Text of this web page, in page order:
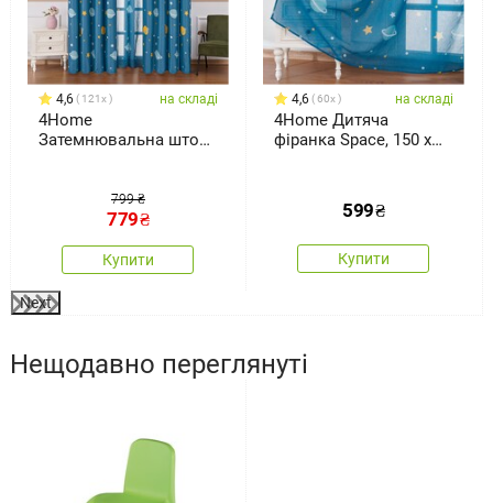
4,6 121x на складі
4Home
Затемнювальна штора
799 ₴
779₴
Купити
4,6 60x на складі
4Home Дитяча
фіранка Space, 150 x
599₴
Купити
Next
Нещодавно переглянуті